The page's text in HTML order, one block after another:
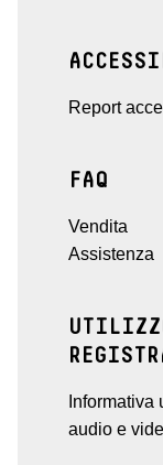
Report
FAQ
Vendita
Assistenza
audio e